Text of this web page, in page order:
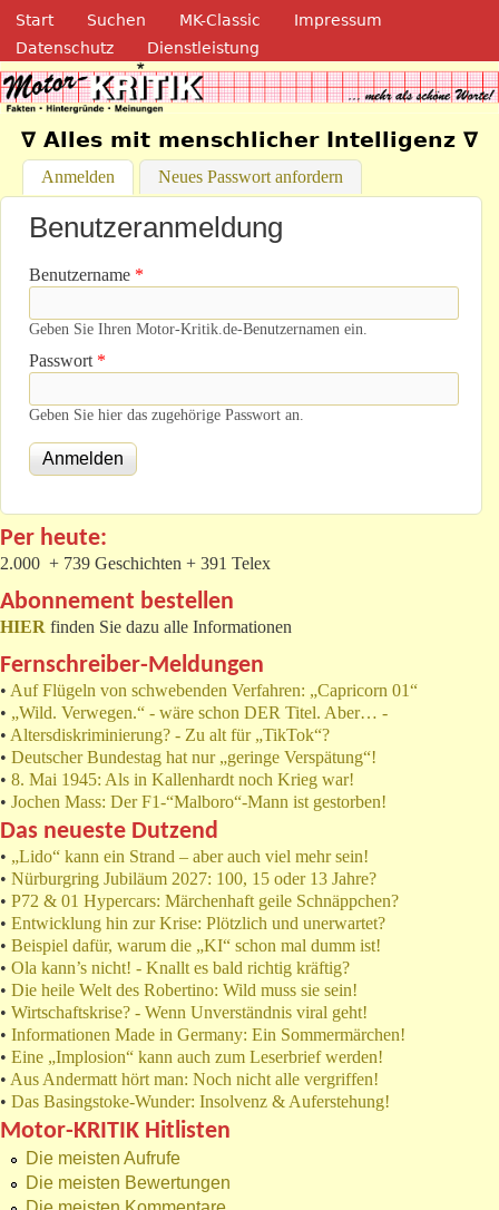
Direkt zum Inhalt
Navigation
Start Suchen MK-Classic
Impressum
Datenschutz
Dienstleistung
Motor-Kritik.de
∇ Alles mit menschlicher Intelligenz ∇
Anmelden (aktiver Reiter)
Neues Passwort anfordern
Benutzeranmeldung
Benutzername *
Geben Sie Ihren Motor-Kritik.de-Benutzernamen ein.
Passwort *
Geben Sie hier das zugehörige Passwort an.
Per heute:
2.000 + 739 Geschichten + 391 Telex
Abonnement bestellen
HIER finden Sie dazu alle Informationen
Fernschreiber-Meldungen
• Auf Flügeln von schwebenden Verfahren: „Capricorn 01“
• „Wild. Verwegen.“ - wäre schon DER Titel. Aber… -
• Altersdiskriminierung? - Zu alt für „TikTok“?
• Deutscher Bundestag hat nur „geringe Verspätung“!
• 8. Mai 1945: Als in Kallenhardt noch Krieg war!
• Jochen Mass: Der F1-“Malboro“-Mann ist gestorben!
Das neueste Dutzend
• „Lido“ kann ein Strand – aber auch viel mehr sein!
• Nürburgring Jubiläum 2027: 100, 15 oder 13 Jahre?
• P72 & 01 Hypercars: Märchenhaft geile Schnäppchen?
• Entwicklung hin zur Krise: Plötzlich und unerwartet?
• Beispiel dafür, warum die „KI“ schon mal dumm ist!
• Ola kann’s nicht! - Knallt es bald richtig kräftig?
• Die heile Welt des Robertino: Wild muss sie sein!
• Wirtschaftskrise? - Wenn Unverständnis viral geht!
• Informationen Made in Germany: Ein Sommermärchen!
• Eine „Implosion“ kann auch zum Leserbrief werden!
• Aus Andermatt hört man: Noch nicht alle vergriffen!
• Das Basingstoke-Wunder: Insolvenz & Auferstehung!
Motor-KRITIK Hitlisten
Die meisten Aufrufe
Die meisten Bewertungen